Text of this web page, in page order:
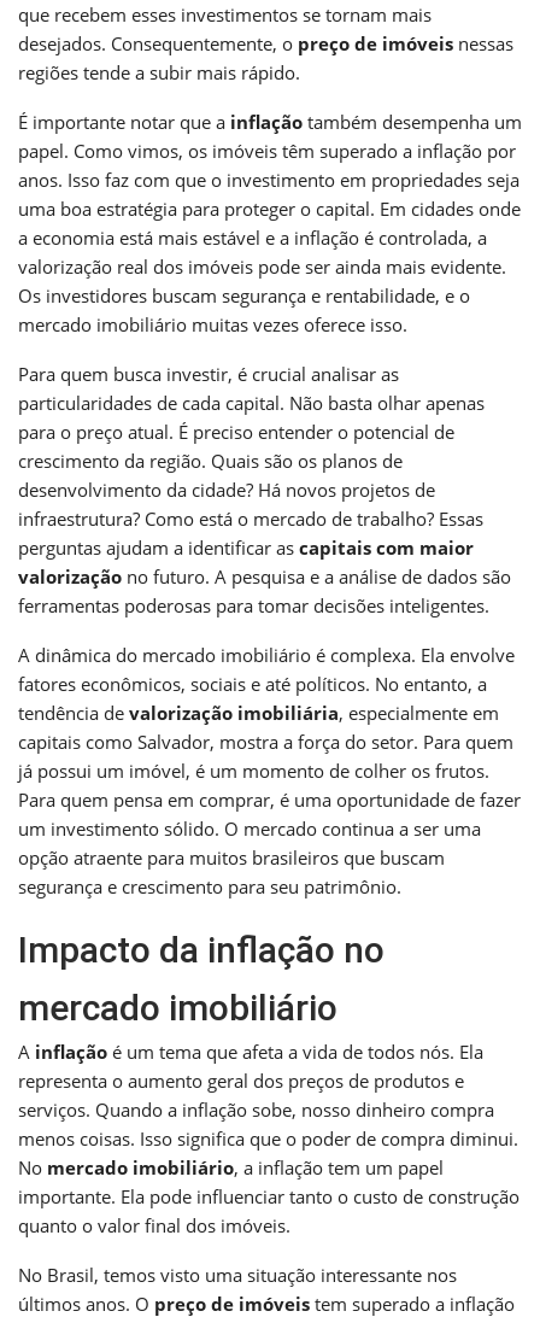
que recebem esses investimentos se tornam mais
desejados. Consequentemente, o preço de imóveis nessas
regiões tende a subir mais rápido.
É importante notar que a inflação também desempenha um
papel. Como vimos, os imóveis têm superado a inflação por
anos. Isso faz com que o investimento em propriedades seja
uma boa estratégia para proteger o capital. Em cidades onde
a economia está mais estável e a inflação é controlada, a
valorização real dos imóveis pode ser ainda mais evidente.
Os investidores buscam segurança e rentabilidade, e o
mercado imobiliário muitas vezes oferece isso.
Para quem busca investir, é crucial analisar as
particularidades de cada capital. Não basta olhar apenas
para o preço atual. É preciso entender o potencial de
crescimento da região. Quais são os planos de
desenvolvimento da cidade? Há novos projetos de
infraestrutura? Como está o mercado de trabalho? Essas
perguntas ajudam a identificar as capitais com maior
valorização no futuro. A pesquisa e a análise de dados são
ferramentas poderosas para tomar decisões inteligentes.
A dinâmica do mercado imobiliário é complexa. Ela envolve
fatores econômicos, sociais e até políticos. No entanto, a
tendência de valorização imobiliária, especialmente em
capitais como Salvador, mostra a força do setor. Para quem
já possui um imóvel, é um momento de colher os frutos.
Para quem pensa em comprar, é uma oportunidade de fazer
um investimento sólido. O mercado continua a ser uma
opção atraente para muitos brasileiros que buscam
segurança e crescimento para seu patrimônio.
Impacto da inflação no
mercado imobiliário
A inflação é um tema que afeta a vida de todos nós. Ela
representa o aumento geral dos preços de produtos e
serviços. Quando a inflação sobe, nosso dinheiro compra
menos coisas. Isso significa que o poder de compra diminui.
No mercado imobiliário, a inflação tem um papel
importante. Ela pode influenciar tanto o custo de construção
quanto o valor final dos imóveis.
No Brasil, temos visto uma situação interessante nos
últimos anos. O preço de imóveis tem superado a inflação